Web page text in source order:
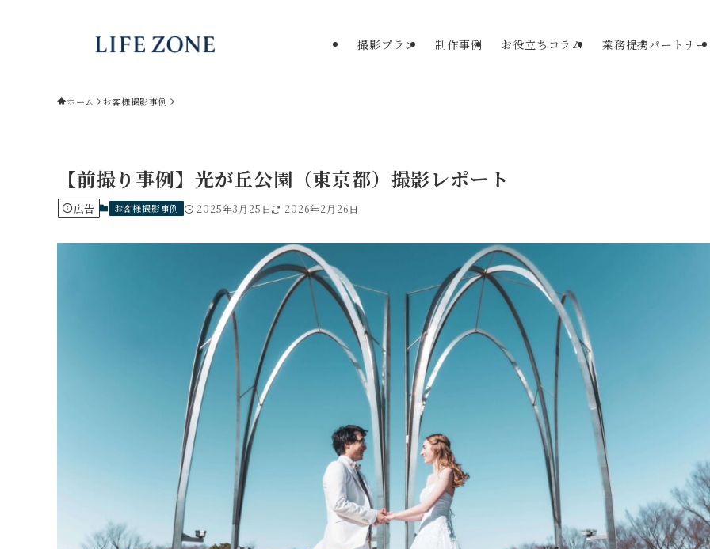
撮影プラン 制作事例 お役立ちコラム 業務提携パートナー
ホーム お客様撮影事例
【前撮り事例】光が丘公園（東京都）撮影レポート
広告 お客様撮影事例 2025年3月25日 2026年2月26日